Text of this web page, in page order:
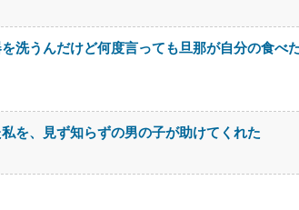
洗うんだけど何度言っても旦那が自分の食べ
を、見ず知らずの男の子が助けてくれた